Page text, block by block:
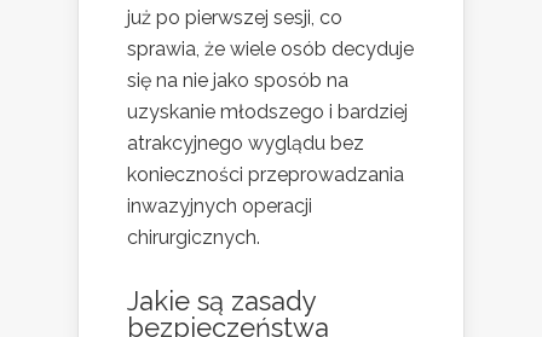
już po pierwszej sesji, co
sprawia, że wiele osób decyduje
się na nie jako sposób na
uzyskanie młodszego i bardziej
atrakcyjnego wyglądu bez
konieczności przeprowadzania
inwazyjnych operacji
chirurgicznych.
Jakie są zasady
bezpieczeństwa